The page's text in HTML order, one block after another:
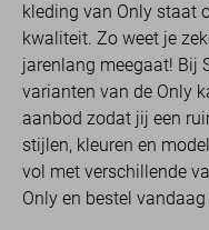
kleding van Only staat
kwaliteit. Zo weet je
jarenlang meegaat! Bij
varianten van de Only
aanbod zodat jij een
stijlen, kleuren en
vol met verschillende
Only en bestel